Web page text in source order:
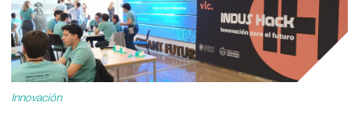
Innovación